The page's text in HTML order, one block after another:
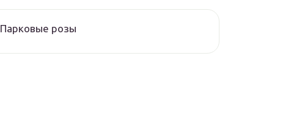
Парковые розы